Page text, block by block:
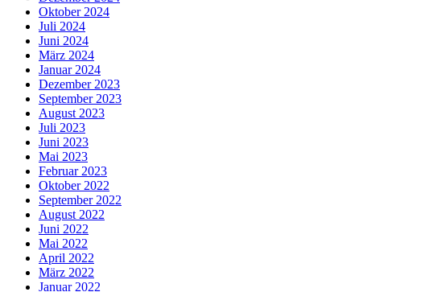
Oktober 2024
Juli 2024
Juni 2024
März 2024
Januar 2024
Dezember 2023
September 2023
August 2023
Juli 2023
Juni 2023
Mai 2023
Februar 2023
Oktober 2022
September 2022
August 2022
Juni 2022
Mai 2022
April 2022
März 2022
Januar 2022